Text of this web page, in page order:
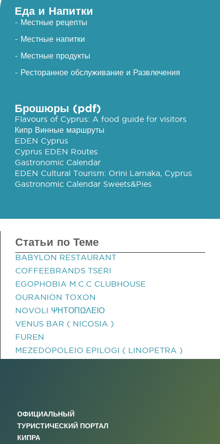
Еда и Напитки
- Местные рецепты
- Местные напитки
- Местные продукты
- Ресторанное обслуживание и Развлечения
Брошюры (pdf)
Flavours of Cyprus: A food guide for visitors
Кипр Винные маршруты
EDEN Cyprus
Cyprus EDEN Routes
Gastronomic Calendar
EDEN Cultural Tourism: Orini Larnaka, Cyprus
Gastronomic Calendar Sweets&Pies
Статьи по Теме
BABYLON RESTAURANT
COFFEEBRANDS TSERI
EGOPHOBIA M.C.C CLUBHOUSE
OURANION TOXON
NOVOLI ΨΗΤΟΠΩΛΕΙΟ
VENUS BAR ( NICOSIA )
FUREN
MEZEDOPOLEIO EPILOGI ( LINOPETRA )
ОФИЦИАЛЬНЫЙ
ТУРИСТИЧЕСКИЙ ПОРТАЛ
КИПРА